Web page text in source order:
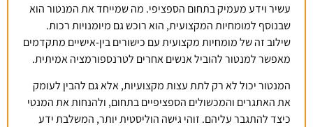
עשיר וידע מעמיק בתחום הספציפי. מה שמייחד את המנטור הוא
שבנוסף למומחיות המקצועית, הוא רוכש גם מיומנויות רכות.
שילוב זה של מומחיות מקצועית עם כישורים בין-אישיים מתקדמים
מאפשר למנטור להוביל אנשים אחרים לטרנספורמציה אמיתית.
המנטור יכול לא רק לתת עצות מקצועיות, אלא גם להבין לעומק
את האתגרים והמכשולים הספציפיים בתחום, ולהנחות את המנטי
כיצד להתגבר עליהם. זוהי גישה הוליסטית יותר, המשלבת ידע